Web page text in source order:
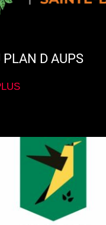
PLAN D AUPS